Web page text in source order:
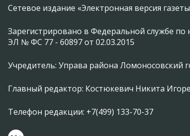
Сетевое издание «Электронная версия
Зарегистрировано в Федеральной службе
ЭЛ № ФС 77 - 60897 от 02.03.2015
Учредитель: Управа района Ломоносовский
Главный редактор: Костюкевич Никита
Телефон редакции: +7(499) 133-70-37